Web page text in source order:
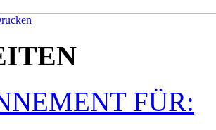
FÜR: